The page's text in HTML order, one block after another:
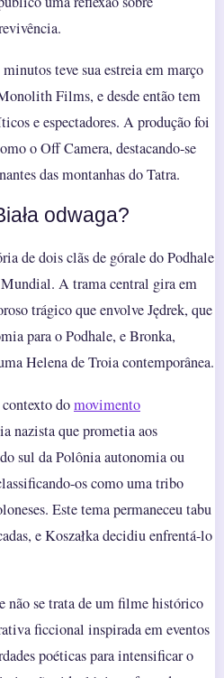
teve sua estreia em março
Films, e desde então tem
e espectadores. A produção foi
o Off Camera, destacando-se
das montanhas do Tatra.
odwaga?
de dois clãs de górale do Podhale
Mundial. A trama central gira em
trágico que envolve Jędrek, que
para o Podhale, e Bronka,
Helena de Troia contemporânea.
domovimento
nazista que prometia aos
sul da Polônia autonomia ou
os como uma tribo
Este tema permaneceu tabu
e Koszałka decidiu enfrentá-lo
não se trata de um filme histórico
ficcional inspirada em eventos
poéticas para intensificar o